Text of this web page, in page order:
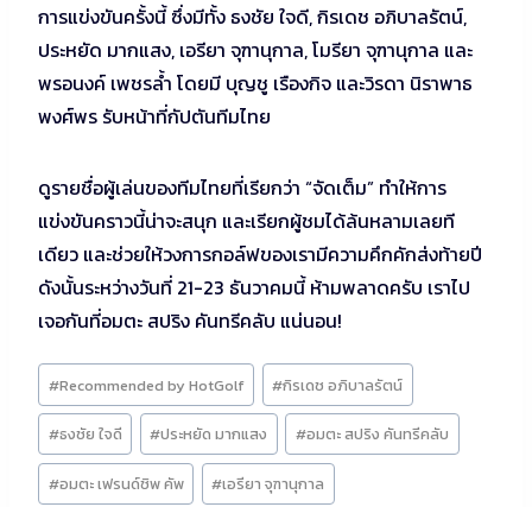
การแข่งขันครั้งนี้ ซึ่งมีทั้ง ธงชัย ใจดี, กิรเดช อภิบาลรัตน์,
ประหยัด มากแสง, เอรียา จุฑานุกาล, โมรียา จุฑานุกาล และ
พรอนงค์ เพชรล้ำ โดยมี บุญชู เรืองกิจ และวิรดา นิราพาธ
พงศ์พร รับหน้าที่กัปตันทีมไทย
ดูรายชื่อผู้เล่นของทีมไทยที่เรียกว่า “จัดเต็ม” ทำให้การ
แข่งขันคราวนี้น่าจะสนุก และเรียกผู้ชมได้ล้นหลามเลยที
เดียว และช่วยให้วงการกอล์ฟของเรามีความคึกคักส่งท้ายปี
ดังนั้นระหว่างวันที่ 21-23 ธันวาคมนี้ ห้ามพลาดครับ เราไป
เจอกันที่อมตะ สปริง คันทรีคลับ แน่นอน!
Post
Tags:
#Recommended by HotGolf #กิรเดช อภิบาลรัตน์
#ธงชัย ใจดี #ประหยัด มากแสง #อมตะ สปริง คันทรีคลับ
#อมตะ เฟรนด์ชิพ คัพ #เอรียา จุฑานุกาล